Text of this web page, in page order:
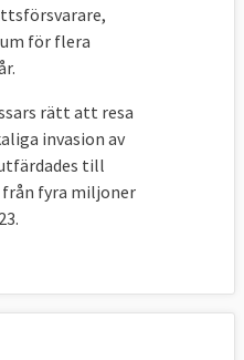
för flera
rätt att resa
invasion av
till
från fyra miljoner